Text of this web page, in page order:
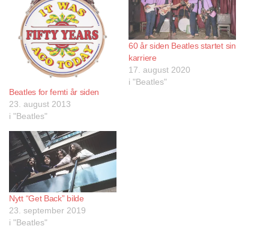
Beatles for femti år siden
23. august 2013
i "Beatles"
60 år siden Beatles startet sin
karriere
17. august 2020
i "Beatles"
Nytt “Get Back” bilde
23. september 2019
i "Beatles"